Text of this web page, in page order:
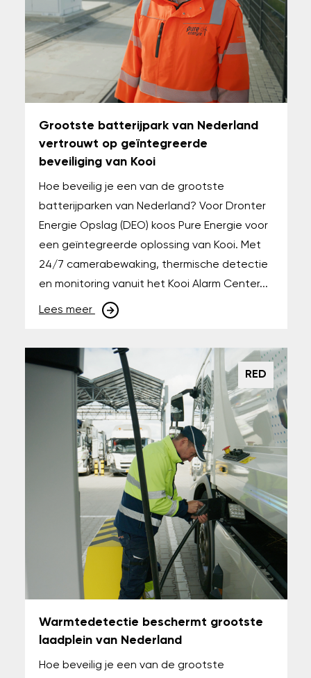
Grootste batterijpark van Nederland
vertrouwt op geïntegreerde
beveiliging van Kooi
Hoe beveilig je een van de grootste
batterijparken van Nederland? Voor Dronter
Energie Opslag (DEO) koos Pure Energie voor
een geïntegreerde oplossing van Kooi. Met
24/7 camerabewaking, thermische detectie
en monitoring vanuit het Kooi Alarm Center...
Lees meer
RED
Warmtedetectie beschermt grootste
laadplein van Nederland
Hoe beveilig je een van de grootste